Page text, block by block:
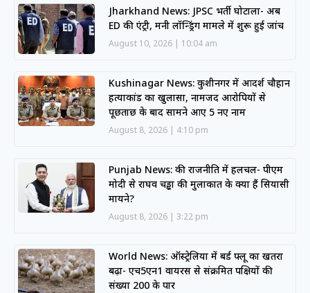
Jharkhand News: JPSC भर्ती घोटाला- अब
ED की एंट्री, मनी लॉन्ड्रिंग मामले में शुरू हुई जांच
August 10, 2026 10:04 am
Kushinagar News: कुशीनगर में आदर्श चौहान
हत्याकांड का खुलासा, नामजद आरोपियों से
पूछताछ के बाद सामने आए 5 नए नाम
August 8, 2026 4:10 pm
Punjab News: की राजनीति में हलचल- पीएम
मोदी से राघव चड्ढा की मुलाकात के क्या हैं सियासी
मायने?
August 8, 2026 3:22 pm
World News: ऑस्ट्रेलिया में बर्ड फ्लू का खतरा
बढ़ा- एच5एन1 वायरस से संक्रमित पक्षियों की
संख्या 200 के पार